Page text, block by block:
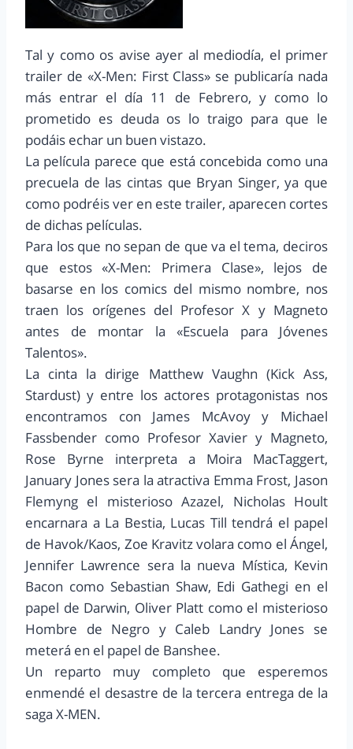
Tal y como os avise ayer al mediodía, el primer
trailer de «X-Men: First Class» se publicaría nada
más entrar el día 11 de Febrero, y como lo
prometido es deuda os lo traigo para que le
podáis echar un buen vistazo.
La película parece que está concebida como una
precuela de las cintas que Bryan Singer, ya que
como podréis ver en este trailer, aparecen cortes
de dichas películas.
Para los que no sepan de que va el tema, deciros
que estos «X-Men: Primera Clase», lejos de
basarse en los comics del mismo nombre, nos
traen los orígenes del Profesor X y Magneto
antes de montar la «Escuela para Jóvenes
Talentos».
La cinta la dirige Matthew Vaughn (Kick Ass,
Stardust) y entre los actores protagonistas nos
encontramos con James McAvoy y Michael
Fassbender como Profesor Xavier y Magneto,
Rose Byrne interpreta a Moira MacTaggert,
January Jones sera la atractiva Emma Frost, Jason
Flemyng el misterioso Azazel, Nicholas Hoult
encarnara a La Bestia, Lucas Till tendrá el papel
de Havok/Kaos, Zoe Kravitz volara como el Ángel,
Jennifer Lawrence sera la nueva Mística, Kevin
Bacon como Sebastian Shaw, Edi Gathegi en el
papel de Darwin, Oliver Platt como el misterioso
Hombre de Negro y Caleb Landry Jones se
meterá en el papel de Banshee.
Un reparto muy completo que esperemos
enmendé el desastre de la tercera entrega de la
saga X-MEN.